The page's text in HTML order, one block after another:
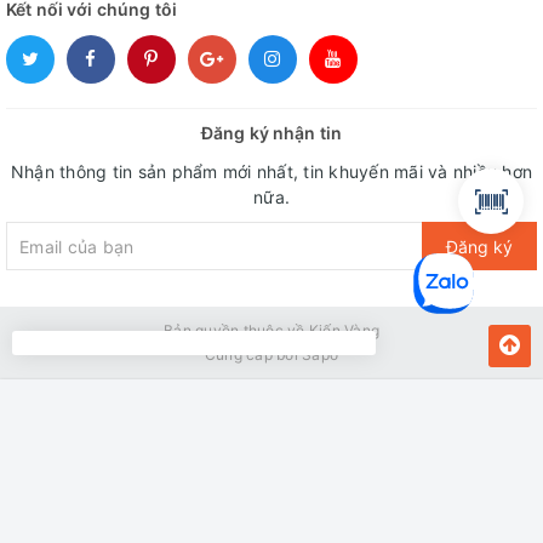
Kết nối với chúng tôi
Đăng ký nhận tin
Nhận thông tin sản phẩm mới nhất, tin khuyến mãi và nhiều hơn
nữa.
Đăng ký
Bản quyền thuộc về Kiến Vàng
Cung cấp bởiSapo